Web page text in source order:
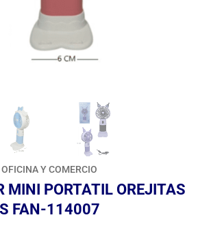
OFICINA Y COMERCIO
MINI PORTATIL OREJITAS
FAN-114007